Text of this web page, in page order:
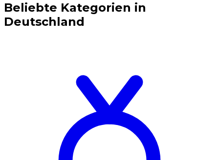
Beliebte Kategorien in
Deutschland